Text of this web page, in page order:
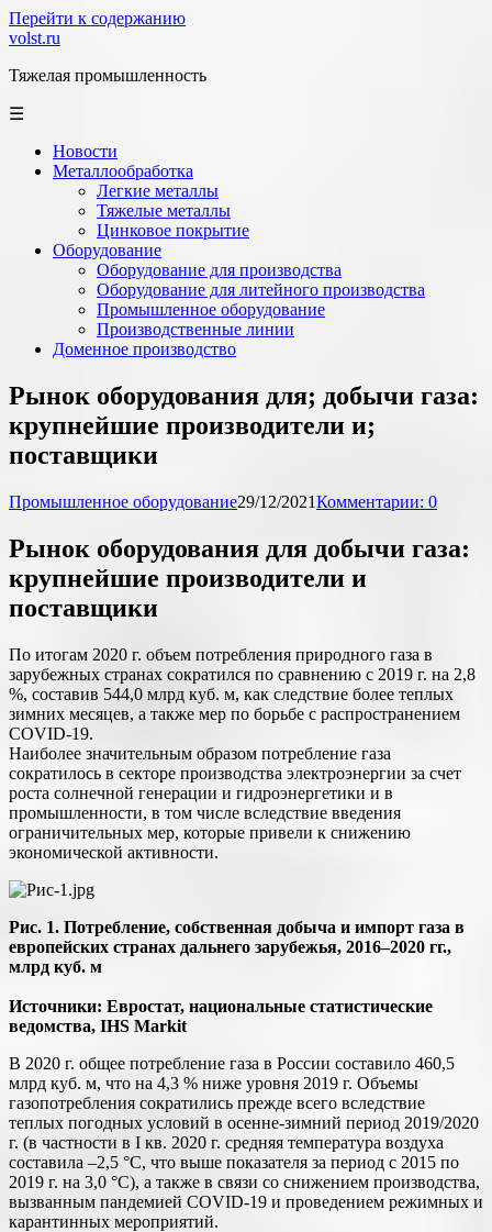
Перейти к содержанию
volst.ru
Тяжелая промышленность
☰
Новости
Металлообработка
Легкие металлы
Тяжелые металлы
Цинковое покрытие
Оборудование
Оборудование для производства
Оборудование для литейного производства
Промышленное оборудование
Производственные линии
Доменное производство
Рынок оборудования для; добычи газа:
крупнейшие производители и;
поставщики
Промышленное оборудование29/12/2021Комментарии: 0
Рынок оборудования для добычи газа:
крупнейшие производители и
поставщики
По итогам 2020 г. объем потребления природного газа в
зарубежных странах сократился по сравнению с 2019 г. на 2,8
%, составив 544,0 млрд куб. м, как следствие более теплых
зимних месяцев, а также мер по борьбе с распространением
COVID-19.
Наиболее значительным образом потребление газа
сократилось в секторе производства электроэнергии за счет
роста солнечной генерации и гидроэнергетики и в
промышленности, в том числе вследствие введения
ограничительных мер, которые привели к снижению
экономической активности.
Рис. 1. Потребление, собственная добыча и импорт газа в
европейских странах дальнего зарубежья, 2016–2020 гг.,
млрд куб. м
Источники: Евростат, национальные статистические
ведомства, IHS Markit
В 2020 г. общее потребление газа в России составило 460,5
млрд куб. м, что на 4,3 % ниже уровня 2019 г. Объемы
газопотребления сократились прежде всего вследствие
теплых погодных условий в осенне-зимний период 2019/2020
г. (в частности в I кв. 2020 г. средняя температура воздуха
составила –2,5 °С, что выше показателя за период с 2015 по
2019 г. на 3,0 °С), а также в связи со снижением производства,
вызванным пандемией COVID-19 и проведением режимных и
карантинных мероприятий.